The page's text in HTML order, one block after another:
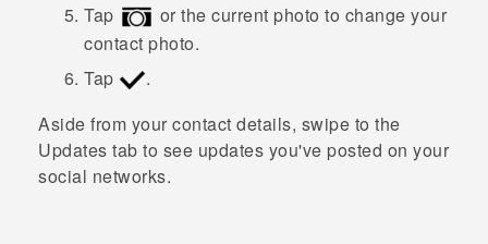
Tap
or the current photo to change your
contact photo.
Tap
.
Aside from your contact details, swipe to the
Updates tab to see updates you've posted on your
social networks.